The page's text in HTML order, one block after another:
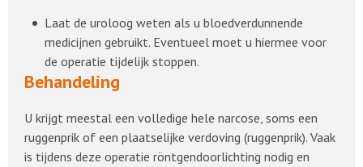
Laat de uroloog weten als u bloedverdunnende
medicijnen gebruikt. Eventueel moet u hiermee voor
de operatie tijdelijk stoppen.
Behandeling
U krijgt meestal een volledige hele narcose, soms een
ruggenprik of een plaatselijke verdoving (ruggenprik). Vaak
is tijdens deze operatie röntgendoorlichting nodig en